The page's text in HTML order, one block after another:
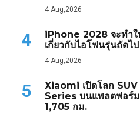
4 Aug,2026
4
iPhone 2028 จะทำ
เกี่ยวกับไอโฟนรุ่นถัดไป
4 Aug,2026
5
Xiaomi เปิดโลก
Series บนแพลตฟอร์
1,705 กม.